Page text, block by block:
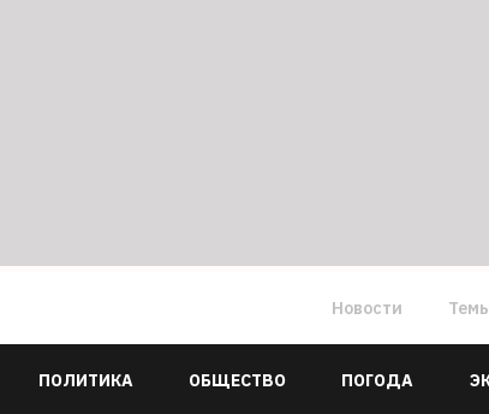
Новости
ПОЛИТИКА ОБЩЕСТВО ПОГОДА